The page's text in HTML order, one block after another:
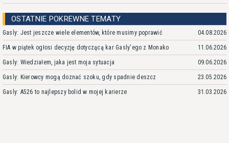
OSTATNIE POKREWNE TEMATY
Gasly: Jest jeszcze wiele elementów, które musimy poprawić 04.08.2026
FIA w piątek ogłosi decyzję dotyczącą kar Gasly'ego z Monako 11.06.2026
Gasly: Wiedziałem, jaka jest moja sytuacja 09.06.2026
Gasly: Kierowcy mogą doznać szoku, gdy spadnie deszcz 23.05.2026
Gasly: A526 to najlepszy bolid w mojej karierze 31.03.2026